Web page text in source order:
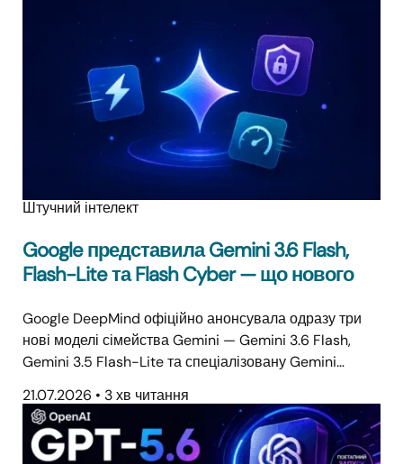
Штучний інтелект
Google представила Gemini 3.6 Flash,
Flash-Lite та Flash Cyber — що нового
Google DeepMind офіційно анонсувала одразу три
нові моделі сімейства Gemini — Gemini 3.6 Flash,
Gemini 3.5 Flash-Lite та спеціалізовану Gemini…
21.07.2026 • 3 хв читання